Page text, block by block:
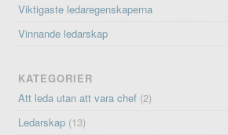
Viktigaste ledaregenskaperna
Vinnande ledarskap
KATEGORIER
Att leda utan att vara chef (2)
Ledarskap (13)